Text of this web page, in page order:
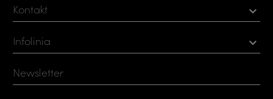
Kontakt 
Infolinia 
Newsletter